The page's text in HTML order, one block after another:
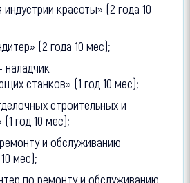
индустрии красоты» (2 года 10
(2 года 10 мес);
наладчик
станков» (1 год 10 мес);
строительных и
год 10 мес);
и обслуживанию
мес);
по ремонту и обслуживанию